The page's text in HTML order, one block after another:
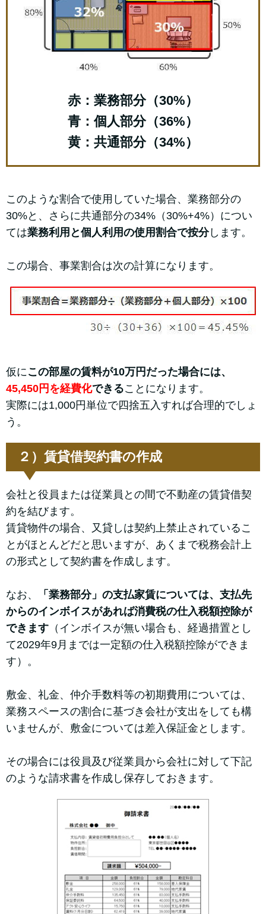
赤：業務部分（30%）
青：個人部分（36%）
黄：共通部分（34%）
このような割合で使用していた場合、業務部分の
30%と、さらに共通部分の34%（30%+4%）につい
ては業務利用と個人利用の使用割合で按分します。
この場合、事業割合は次の計算になります。
仮にこの部屋の賃料が10万円だった場合には、
45,450円を経費化できることになります。
実際には1,000円単位で四捨五入すれば合理的でしょ
う。
２）賃貸借契約書の作成
会社と役員または従業員との間で不動産の賃貸借契
約を結びます。
賃貸物件の場合、又貸しは契約上禁止されているこ
とがほとんどだと思いますが、あくまで税務会計上
の形式として契約書を作成します。
なお、
「業務部分」の支払家賃については、支払先
からのインボイスがあれば消費税の仕入税額控除が
できます （インボイスが無い場合も、経過措置とし
て2029年9月までは一定額の仕入税額控除ができま
す）。
敷金、礼金、仲介手数料等の初期費用については、
業務スペースの割合に基づき会社が支出をしても構
いませんが、敷金については差入保証金とします。
その場合には役員及び従業員から会社に対して下記
のような請求書を作成し保存しておきます。